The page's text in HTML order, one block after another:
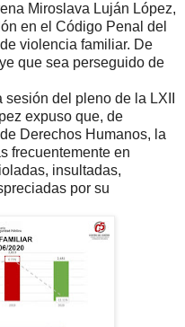
Miroslava Luján López,
en el Código Penal del
violencia familiar. De
que sea perseguido de
del pleno de la LXII
expuso que, de
Derechos Humanos, la
frecuentemente en
insultadas,
por su